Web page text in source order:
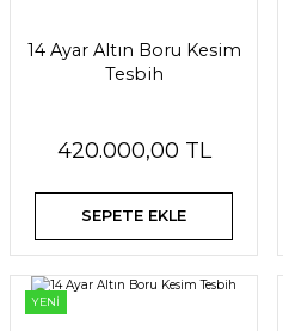
14 Ayar Altın Boru Kesim
Tesbih
420.000,00 TL
SEPETE EKLE
YENİ